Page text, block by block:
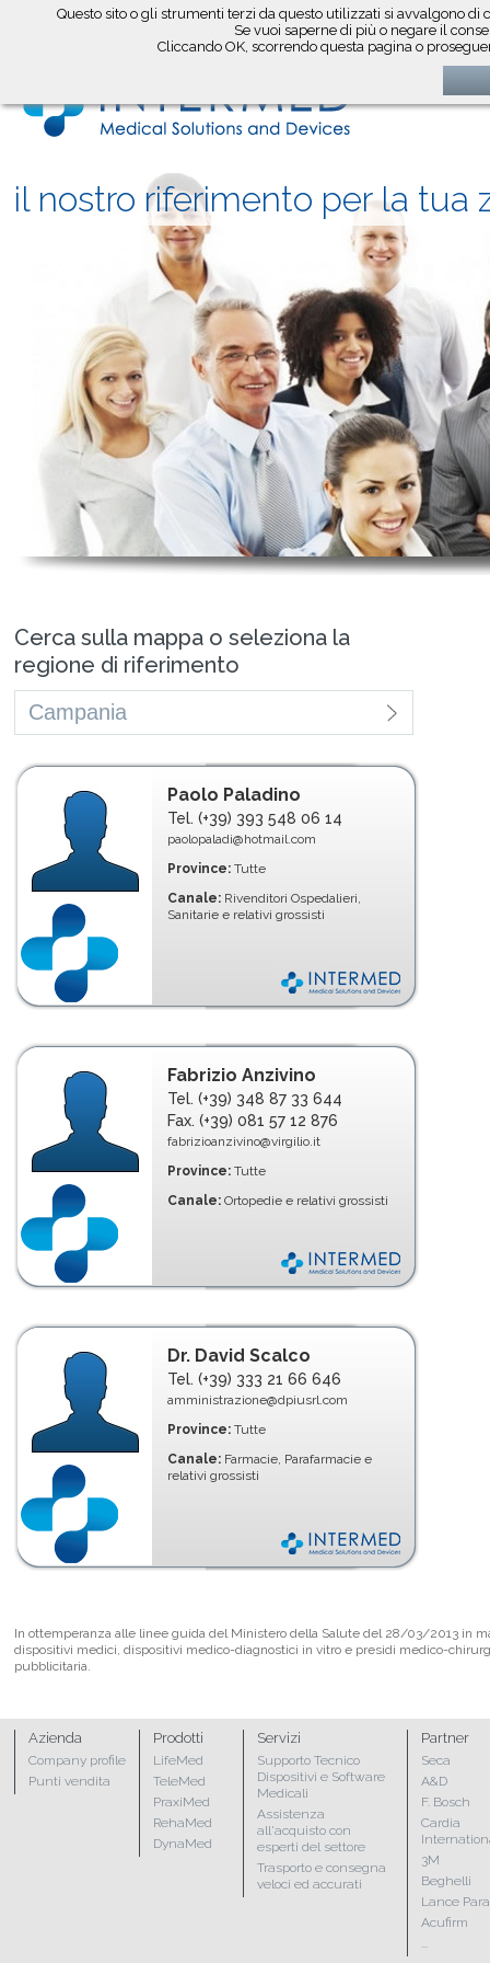
Questo sito o gli strumenti terzi da questo utilizzati si avvalgono
Se vuoi saperne di più o negare il
Cliccando OK, scorrendo questa pagina o
il nostro riferimento per la tua
Cerca sulla mappa o seleziona la
regione di riferimento
Paolo Paladino
Tel. (+39) 393 548 06 14
paolopaladi@hotmail.com
Province:Tutte
Canale:Rivenditori Ospedalieri,
Sanitarie e relativi grossisti
Fabrizio Anzivino
Tel. (+39) 348 87 33 644
Fax. (+39) 081 57 12 876
fabrizioanzivino@virgilio.it
Province:Tutte
Canale:Ortopedie e relativi grossisti
Dr. David Scalco
Tel. (+39) 333 21 66 646
amministrazione@dpiusrl.com
Province:Tutte
Canale:Farmacie, Parafarmacie e
relativi grossisti
In ottemperanza alle linee guida del Ministero della Salute del 28/03/2013 in
dispositivi medici, dispositivi medico-diagnostici in vitro e presidi medico-
pubblicitaria.
Azienda
Company profile
Punti vendita
Prodotti
LifeMed
TeleMed
PraxiMed
RehaMed
DynaMed
Servizi
Supporto Tecnico
Dispositivi e Software
Medicali
Assistenza
all'acquisto con
esperti del settore
Trasporto e consegna
veloci ed accurati
Partner
Seca
A&D
F. Bosch
Cardia
3M
Beghelli
Lance
Acufirm
...